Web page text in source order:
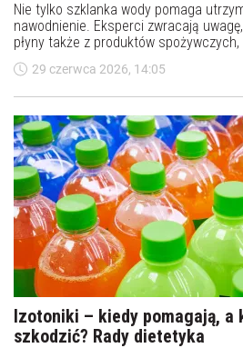
Nie tylko szklanka wody pomaga
nawodnienie. Eksperci zwracają
płyny także z produktów
wodę są warzywa i owoce. Dlatego
dziennie nie zawsze ma zastosowanie,
29 czerwca 2026, 14:05
Izotoniki – kiedy pomagają, a
szkodzić? Rady dietetyka